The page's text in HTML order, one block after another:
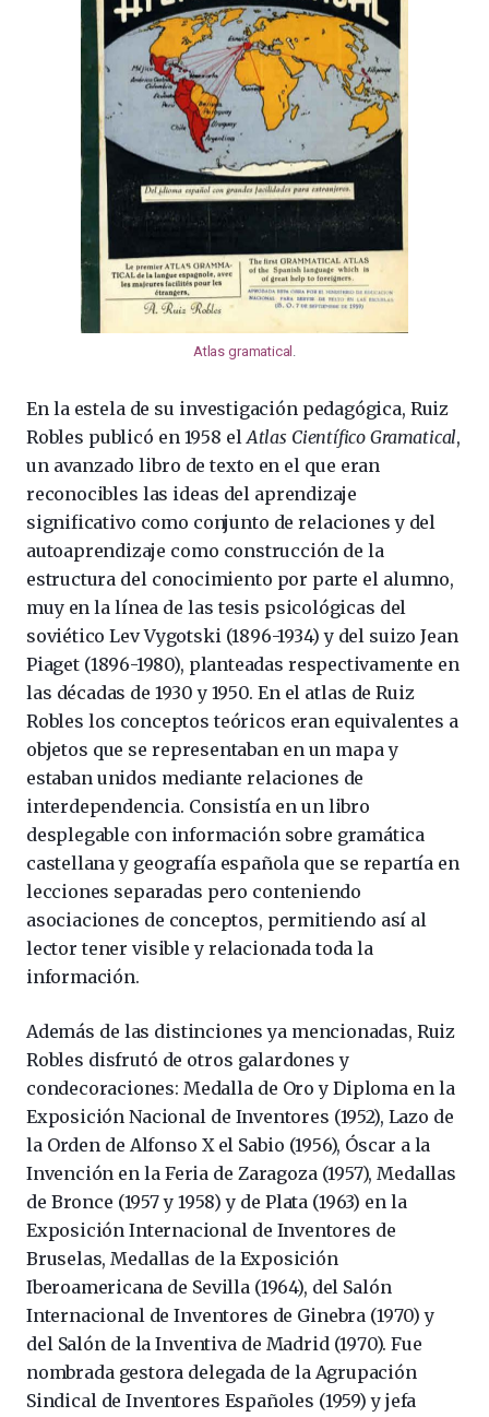
Atlas gramatical .
En la estela de su investigación pedagógica, Ruiz
Robles publicó en 1958 elAtlas Científico Gramatical,
un avanzado libro de texto en el que eran
reconocibles las ideas del aprendizaje
significativo como conjunto de relaciones y del
autoaprendizaje como construcción de la
estructura del conocimiento por parte el alumno,
muy en la línea de las tesis psicológicas del
soviético Lev Vygotski (1896-1934) y del suizo Jean
Piaget (1896-1980), planteadas respectivamente en
las décadas de 1930 y 1950. En el atlas de Ruiz
Robles los conceptos teóricos eran equivalentes a
objetos que se representaban en un mapa y
estaban unidos mediante relaciones de
interdependencia. Consistía en un libro
desplegable con información sobre gramática
castellana y geografía española que se repartía en
lecciones separadas pero conteniendo
asociaciones de conceptos, permitiendo así al
lector tener visible y relacionada toda la
información.
Además de las distinciones ya mencionadas, Ruiz
Robles disfrutó de otros galardones y
condecoraciones: Medalla de Oro y Diploma en la
Exposición Nacional de Inventores (1952), Lazo de
la Orden de Alfonso X el Sabio (1956), Óscar a la
Invención en la Feria de Zaragoza (1957), Medallas
de Bronce (1957 y 1958) y de Plata (1963) en la
Exposición Internacional de Inventores de
Bruselas, Medallas de la Exposición
Iberoamericana de Sevilla (1964), del Salón
Internacional de Inventores de Ginebra (1970) y
del Salón de la Inventiva de Madrid (1970). Fue
nombrada gestora delegada de la Agrupación
Sindical de Inventores Españoles (1959) y jefa